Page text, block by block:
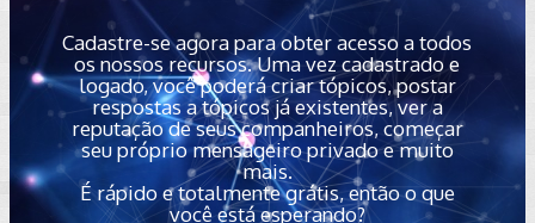
Cadastre-se agora para obter acesso a todos
os nossos recursos. Uma vez cadastrado e
logado, você poderá criar tópicos, postar
respostas a tópicos já existentes, ver a
reputação de seus companheiros, começar
seu próprio mensageiro privado e muito
mais.
É rápido e totalmente grátis, então o que
você está esperando?